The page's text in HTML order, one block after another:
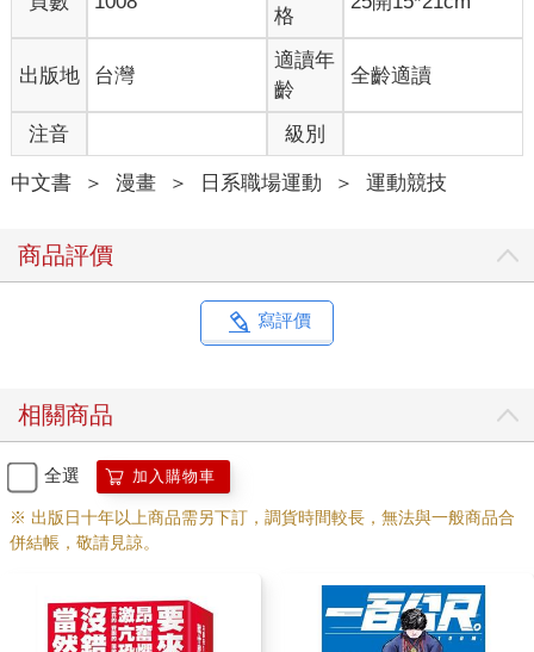
格
出版地 台灣
適讀年
齡
全齡適讀
注音 級別
中文書 ＞ 漫畫 ＞ 日系職場運動 ＞ 運動競技
商品評價
寫評價
相關商品
全選 加入購物車
※ 出版日十年以上商品需另下訂，調貨時間較長，無法與一般商品合
併結帳，敬請見諒。